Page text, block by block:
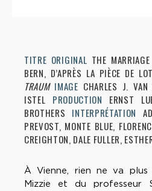
TITRE ORIGINAL THE
BERN, D’APRÈS LA PIÈCE DE
TRAUM IMAGE CHARLES J. VAN
ISTEL PRODUCTION ERNST
BROTHERS INTERPRÉTATION
PREVOST, MONTE BLUE,
CREIGHTON, DALE FULLER,
À Vienne, rien ne va plus
Mizzie et du professeur